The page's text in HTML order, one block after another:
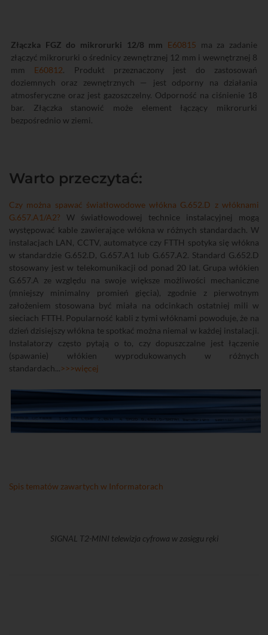
Złączka FGZ do mikrorurki 12/8 mm E60815 ma za zadanie
złączyć mikrorurki o średnicy zewnętrznej 12 mm i wewnętrznej 8
mm E60812. Produkt przeznaczony jest do zastosowań
doziemnych oraz zewnętrznych — jest odporny na działania
atmosferyczne oraz jest gazoszczelny. Odporność na ciśnienie 18
bar. Złączka stanowić może element łączący mikrorurki
bezpośrednio w ziemi.
Warto przeczytać:
Czy można spawać światłowodowe włókna G.652.D z włóknami
G.657.A1/A2? W światłowodowej technice instalacyjnej mogą
występować kable zawierające włókna w różnych standardach. W
instalacjach LAN, CCTV, automatyce czy FTTH spotyka się włókna
w standardzie G.652.D, G.657.A1 lub G.657.A2. Standard G.652.D
stosowany jest w telekomunikacji od ponad 20 lat. Grupa włókien
G.657.A ze względu na swoje większe możliwości mechaniczne
(mniejszy minimalny promień gięcia), zgodnie z pierwotnym
założeniem stosowana być miała na odcinkach ostatniej mili w
sieciach FTTH. Popularność kabli z tymi włóknami powoduje, że na
dzień dzisiejszy włókna te spotkać można niemal w każdej instalacji.
Instalatorzy często pytają o to, czy dopuszczalne jest łączenie
(spawanie) włókien wyprodukowanych w różnych
standardach...>>>więcej
Spis tematów zawartych w Informatorach
SIGNAL T2-MINI telewizja cyfrowa w zasięgu ręki